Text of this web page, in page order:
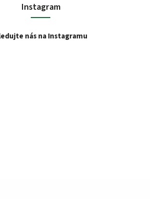
Instagram
nás na Instagramu